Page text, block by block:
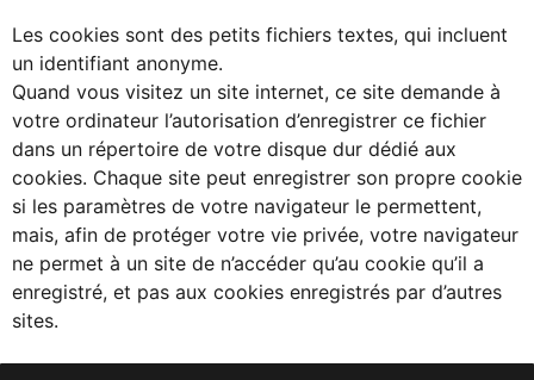
Les cookies sont des petits fichiers textes, qui incluent
un identifiant anonyme.
Quand vous visitez un site internet, ce site demande à
votre ordinateur l’autorisation d’enregistrer ce fichier
dans un répertoire de votre disque dur dédié aux
cookies. Chaque site peut enregistrer son propre cookie
si les paramètres de votre navigateur le permettent,
mais, afin de protéger votre vie privée, votre navigateur
ne permet à un site de n’accéder qu’au cookie qu’il a
enregistré, et pas aux cookies enregistrés par d’autres
sites.